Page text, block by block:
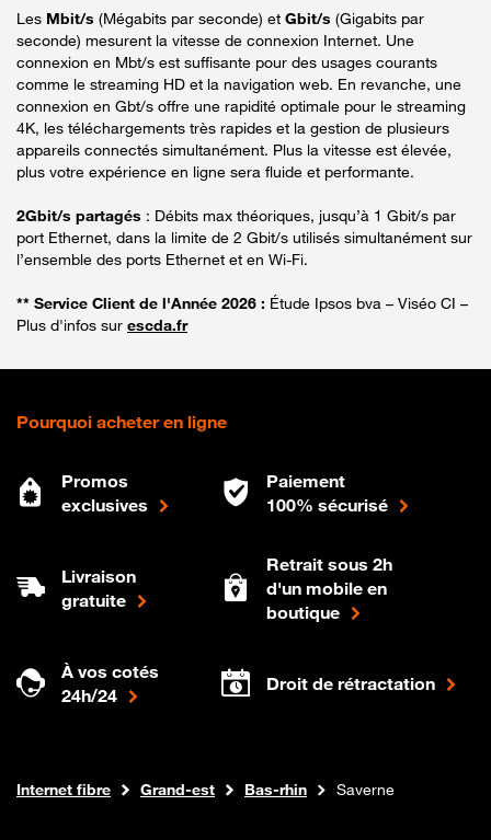
Les Mbit/s (Mégabits par seconde) et Gbit/s (Gigabits par
seconde) mesurent la vitesse de connexion Internet. Une
connexion en Mbt/s est suffisante pour des usages courants
comme le streaming HD et la navigation web. En revanche, une
connexion en Gbt/s offre une rapidité optimale pour le streaming
4K, les téléchargements très rapides et la gestion de plusieurs
appareils connectés simultanément. Plus la vitesse est élevée,
plus votre expérience en ligne sera fluide et performante.
2Gbit/s partagés : Débits max théoriques, jusqu’à 1 Gbit/s par
port Ethernet, dans la limite de 2 Gbit/s utilisés simultanément sur
l’ensemble des ports Ethernet et en Wi-Fi.
** Service Client de l'Année 2026 : Étude Ipsos bva – Viséo CI –
Plus d'infos sur escda.fr
Pourquoi acheter en ligne
Promos
exclusives
Paiement
100% sécurisé
Livraison
gratuite
Retrait sous 2h
d'un mobile en
boutique
À vos cotés
24h/24
Droit de rétractation
Boutique Orange
Internet fibre Grand-est Bas-rhin Saverne